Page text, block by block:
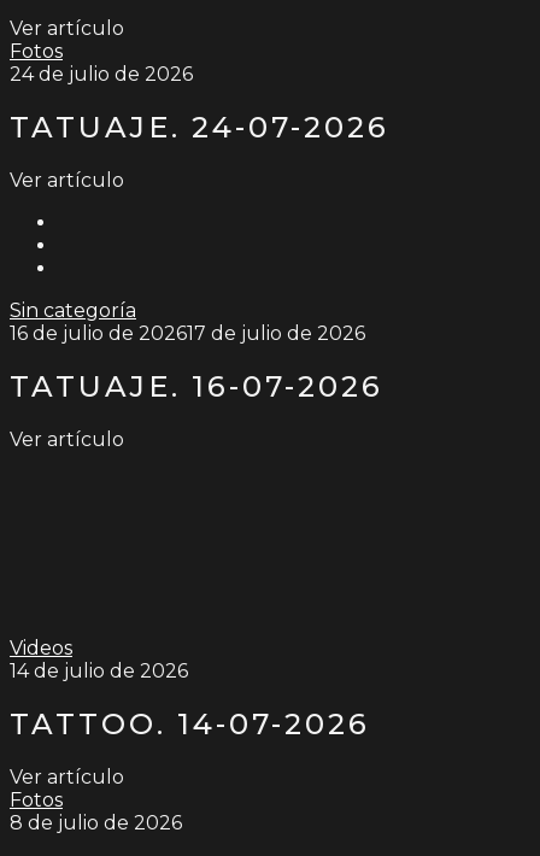
Ver artículo
Fotos
24 de julio de 2026
TATUAJE. 24-07-2026
Ver artículo
Sin categoría
16 de julio de 202617 de julio de 2026
TATUAJE. 16-07-2026
Ver artículo
Videos
14 de julio de 2026
TATTOO. 14-07-2026
Ver artículo
Fotos
8 de julio de 2026